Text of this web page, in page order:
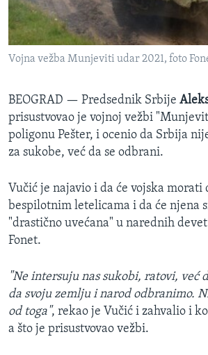
SPORT
INTERVJU
Vojna vežba Munjeviti udar 2021, foto
BEOGRAD — Predsednik Srbije
prisustvovao je vojnoj vežbi
poligonu Pešter, i ocenio da Srbija
za sukobe, već da se odbrani.
Vučić je najavio i da će vojska morati
bespilotnim letelicama i da će njena
"drastično uvećana" u narednih
Fonet.
"Ne intersuju nas sukobi, ratovi, već
da svoju zemlju i narod odbranimo.
od toga", rekao je Vučić i zahvalio i
a što je prisustvovao vežbi.